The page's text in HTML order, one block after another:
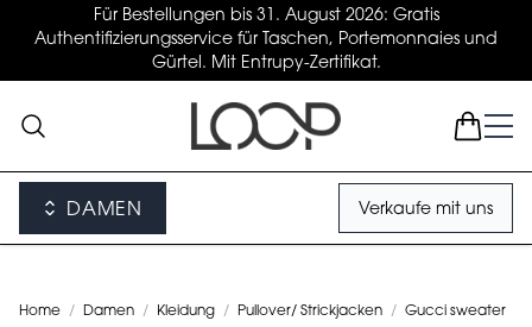
Für Bestellungen bis 31. August 2026: Gratis
Authentifizierungsservice für Taschen, Portemonnaies und
Gürtel. Mit Entrupy-Zertifikat.
DAMEN Verkaufe mit uns
Home / Damen / Kleidung / Pullover/ Strickjacken / Gucci sweater